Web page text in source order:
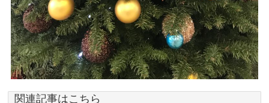
関連記事はこちら